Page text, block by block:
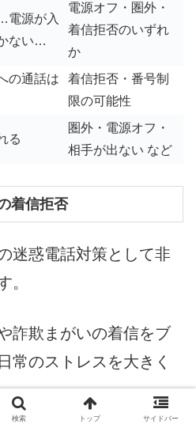
電源が入
ない…
電源オフ・圏外・
着信拒否のいずれ
か
の通話は
着信拒否・番号制
限の可能性
る
圏外・電源オフ・
相手が出ない など
着信拒否
迷惑電話対策として非
。
詐欺まがいの着信をブ
常のストレスを大きく
検索 トップ サイドバー